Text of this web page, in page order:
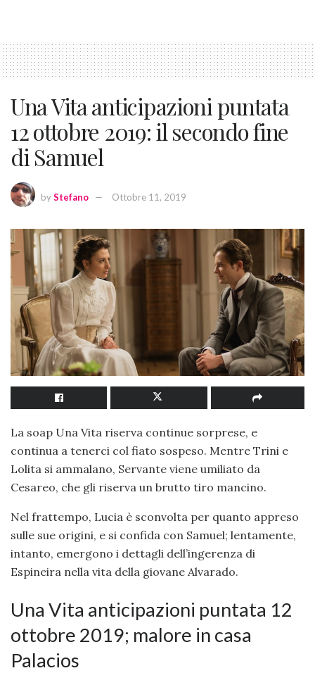
Una Vita anticipazioni puntata
12 ottobre 2019: il secondo fine
di Samuel
byStefano Ottobre 11, 2019
La soap Una Vita riserva continue sorprese, e
continua a tenerci col fiato sospeso. Mentre Trini e
Lolita si ammalano, Servante viene umiliato da
Cesareo, che gli riserva un brutto tiro mancino.
Nel frattempo, Lucia è sconvolta per quanto appreso
sulle sue origini, e si confida con Samuel; lentamente,
intanto, emergono i dettagli dell’ingerenza di
Espineira nella vita della giovane Alvarado.
Una Vita anticipazioni puntata 12
ottobre 2019; malore in casa
Palacios